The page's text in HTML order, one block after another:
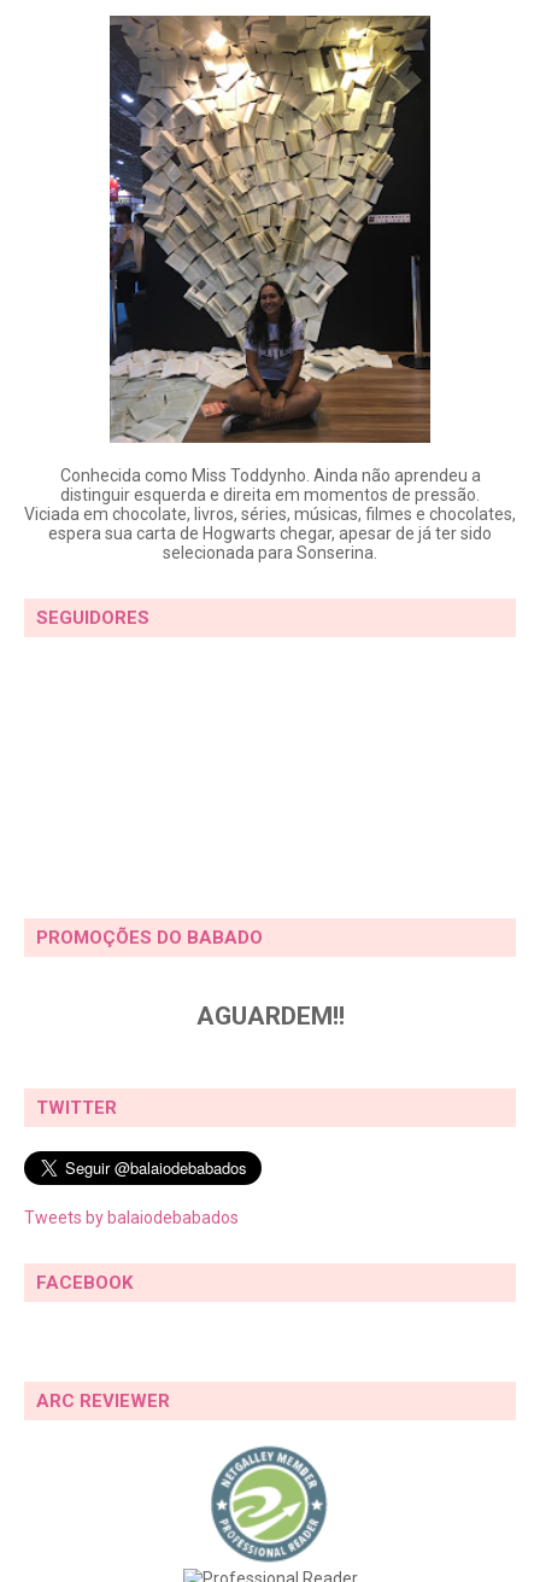
Conhecida como Miss Toddynho. Ainda não aprendeu a
distinguir esquerda e direita em momentos de pressão.
Viciada em chocolate, livros, séries, músicas, filmes e chocolates,
espera sua carta de Hogwarts chegar, apesar de já ter sido
selecionada para Sonserina.
SEGUIDORES
PROMOÇÕES DO BABADO
AGUARDEM!!
TWITTER
Tweets by balaiodebabados
FACEBOOK
ARC REVIEWER